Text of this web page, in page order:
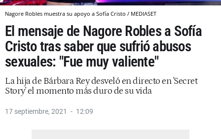
Nagore Robles muestra su apoyo a Sofía Cristo / MEDIASET
El mensaje de Nagore Robles a Sofía
Cristo tras saber que sufrió abusos
sexuales: "Fue muy valiente"
La hija de Bárbara Rey desveló en directo en 'Secret
Story' el momento más duro de su vida
17 septiembre, 2021 12:09